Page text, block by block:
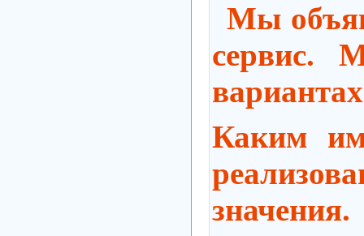
Мы
сервис.
Каким
значения.